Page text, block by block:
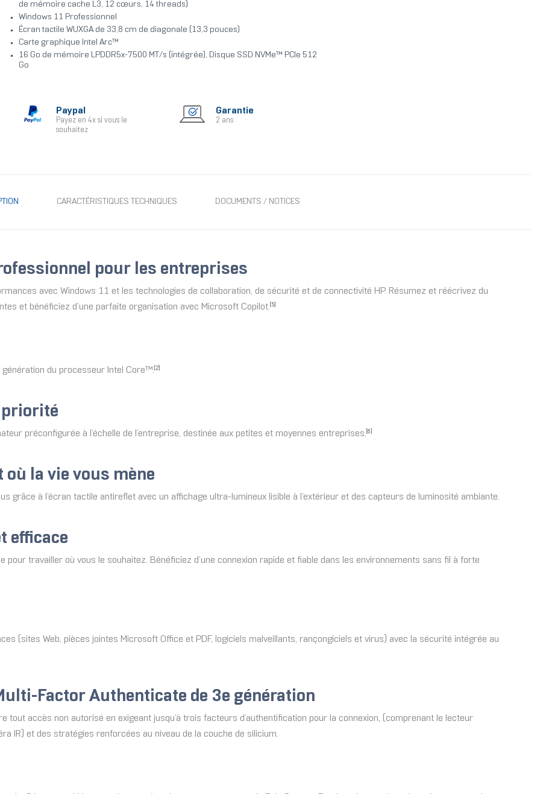
de mémoire cache L3, 12 cœurs, 14 threads)
Windows 11 Professionnel
Écran tactile WUXGA de 33,8 cm de diagonale (13,3 pouces)
Carte graphique Intel Arc™
16 Go de mémoire LPDDR5x-7500 MT/s (intégrée), Disque SSD NVMe™ PCIe 512
Go
Paypal
Payez en 4x si vous le
souhaitez
Garantie
2 ans
CARACTÉRISTIQUES TECHNIQUES DOCUMENTS / NOTICES
pour les entreprises
avec Windows 11 et les technologies de collaboration, de sécurité et de connectivité HP. Résumez et réécrivez du
et bénéficiez d’une parfaite organisation avec Microsoft Copilot. [5]
du processeur Intel Core™. [2]
priorité
préconfigurée à l’échelle de l’entreprise, destinée aux petites et moyennes entreprises. [6]
la vie vous mène
grâce à l’écran tactile antireflet avec un affichage ultra-lumineux lisible à l’extérieur et des capteurs de luminosité ambiante.
efficace
pour travailler où vous le souhaitez. Bénéficiez d’une connexion rapide et fiable dans les environnements sans fil à forte
(sites Web, pièces jointes Microsoft Office et PDF, logiciels malveillants, rançongiciels et virus) avec la sécurité intégrée au
Factor Authenticate de 3e génération
accès non autorisé en exigeant jusqu’à trois facteurs d’authentification pour la connexion, (comprenant le lecteur
IR) et des stratégies renforcées au niveau de la couche de silicium.